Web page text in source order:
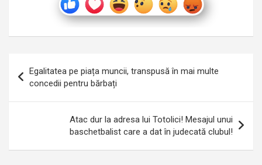
în
articole
Egalitatea pe piața muncii, transpusă în mai multe
concedii pentru bărbați
Atac dur la adresa lui Totolici! Mesajul unui
baschetbalist care a dat în judecată clubul!